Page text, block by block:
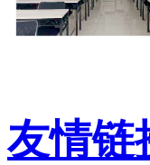
友情链